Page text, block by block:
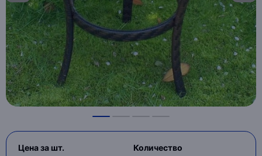
Цена за шт. Количество